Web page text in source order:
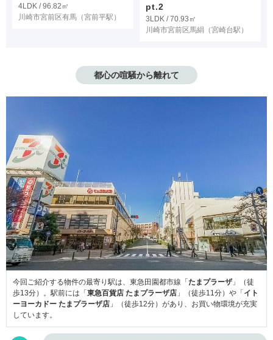
4LDK / 96.82㎡
川崎市宮前区有馬 （宮前平駅）
pt.2
3LDK / 70.93㎡
川崎市宮前区馬絹 （宮崎台駅）
都心の喧騒から離れて
今回ご紹介する物件の最寄り駅は、東急田園都市線「 たまプラーザ」（徒
歩13分）。駅前には「 東急百貨店 たまプラーザ店 」（徒歩11分）や「 イト
ーヨーカドー たまプラーザ店 」（徒歩12分）があり、お買い物環境が充実
しています。